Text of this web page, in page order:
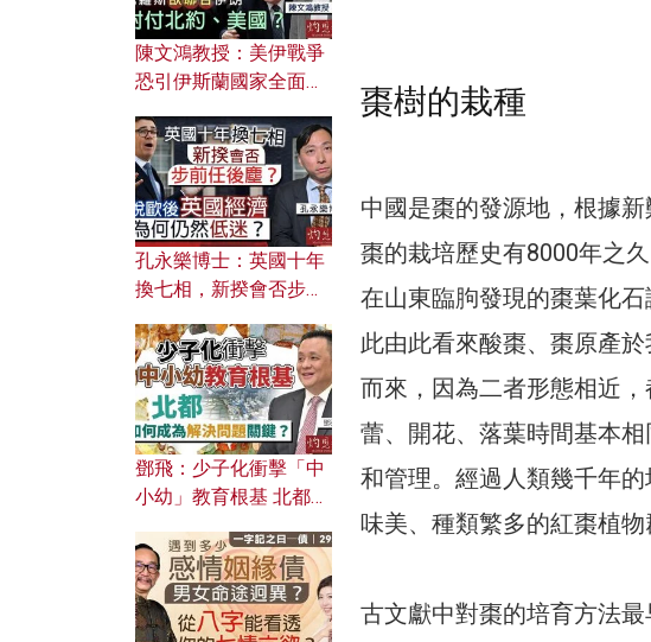
棗樹的栽種
中國是棗的發源地，根據
棗的栽培歷史有8000年之
在山東臨胊發現的棗葉化
此由此看來酸棗、棗原產
而來，因為二者形態相近
蕾、開花、落葉時間基本
和管理。經過人類幾千年
味美、種類繁多的紅棗植
古文獻中對棗的培育方法
陳文鴻教授：美伊戰爭
恐引伊斯蘭國家全面反
對付北約美國？
孔永樂博士：英國十年
換七相，新揆會否步前
濟為何仍然低迷？
鄧飛：少子化衝擊「中
小幼」教育根基 北都如